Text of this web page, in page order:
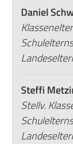
Daniel
Steffi
Stellv.